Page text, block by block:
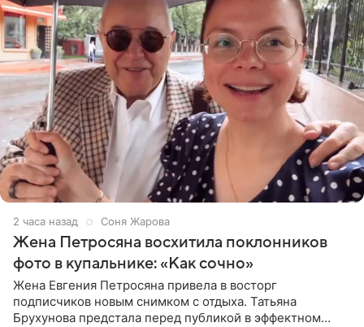
2 часа назад Соня Жарова
Жена Петросяна восхитила поклонников
фото в купальнике: «Как сочно»
Жена Евгения Петросяна привела в восторг
подписчиков новым снимком с отдыха. Татьяна
Брухунова предстала перед публикой в эффектном